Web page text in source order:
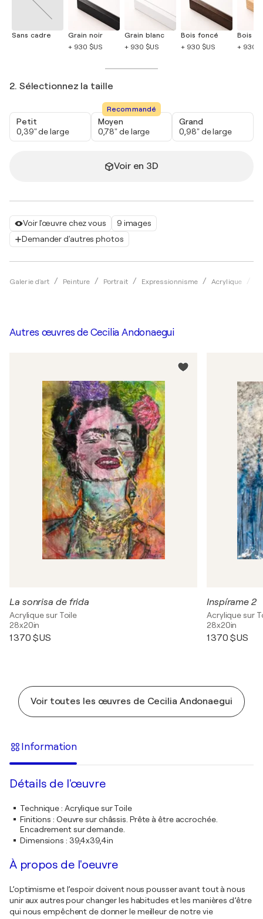
Voir l'œuvre chez vous
9 images
Demander d'autres photos
Galerie d'art Peinture Portrait Expressionnisme Acrylique
Sans cadre
Grain noir
+ 930 $US
Grain blanc
+ 930 $US
Bois foncé
+ 930 $US
Bois
+ 930
2. Sélectionnez la taille
Petit
0,39" de large
Recommandé
Moyen
0,78" de large
Grand
0,98" de large
Voir en 3D
Autres œuvres de Cecilia Andonaegui
La sonrisa de frida
Acrylique sur Toile
28x20in
1 370 $US
Inspírame 2
Acrylique sur
28x20in
1 370 $US
Voir toutes les œuvres de Cecilia Andonaegui
Information
Détails de l'œuvre
Technique: Acrylique sur Toile
Finitions : Oeuvre sur châssis. Prête à être accrochée.
Encadrement sur demande.
Dimensions : 39,4x39,4in
À propos de l'oeuvre
L’optimisme et l’espoir doivent nous pousser avant tout à nous
unir aux autres pour changer les habitudes et les manières d’être
qui nous empêchent de donner le meilleur de notre vie